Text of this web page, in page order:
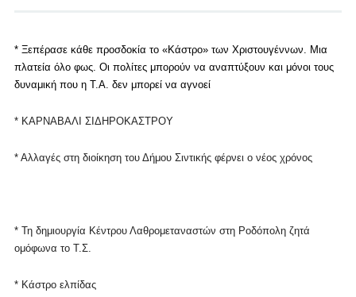
* Ξεπέρασε κάθε προσδοκία το «Κάστρο» των Χριστουγέννων. Μια
πλατεία όλο φως. Οι πολίτες μπορούν να αναπτύξουν και μόνοι τους
δυναμική που η Τ.Α. δεν μπορεί να αγνοεί
* ΚΑΡΝΑΒΑΛΙ ΣΙΔΗΡΟΚΑΣΤΡΟΥ
* Αλλαγές στη διοίκηση του Δήμου Σιντικής φέρνει ο νέος χρόνος
* Τη δημιουργία Κέντρου Λαθρομεταναστών στη Ροδόπολη ζητά
ομόφωνα το Τ.Σ.
* Κάστρο ελπίδας